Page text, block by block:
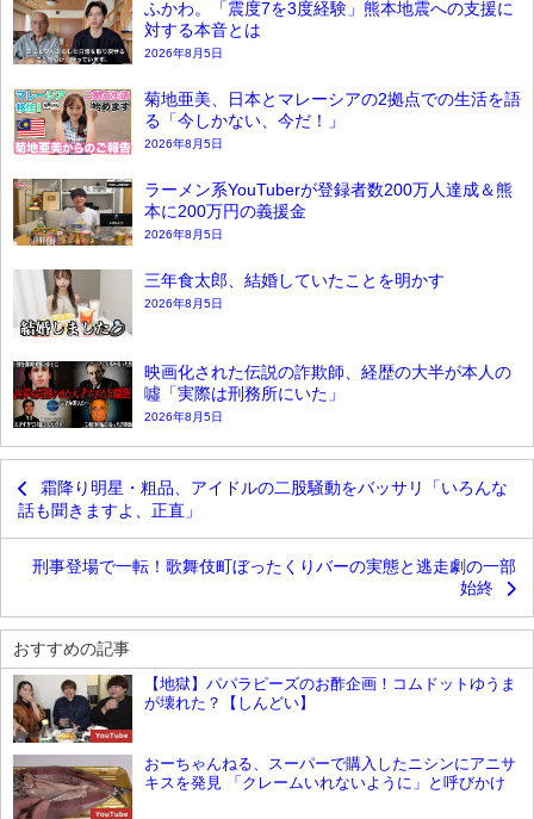
ふかわ。「震度7を3度経験」熊本地震への支援に
対する本音とは
2026年8月5日
菊地亜美、日本とマレーシアの2拠点での生活を語
る「今しかない、今だ！」
2026年8月5日
ラーメン系YouTuberが登録者数200万人達成＆熊
本に200万円の義援金
2026年8月5日
三年食太郎、結婚していたことを明かす
2026年8月5日
映画化された伝説の詐欺師、経歴の大半が本人の
噓「実際は刑務所にいた」
2026年8月5日
霜降り明星・粗品、アイドルの二股騒動をバッサリ「いろんな
話も聞きますよ、正直」
刑事登場で一転！歌舞伎町ぼったくりバーの実態と逃走劇の一部
始終
おすすめの記事
YouTube
【地獄】パパラピーズのお酢企画！コムドットゆうま
が壊れた？【しんどい】
YouTube
おーちゃんねる、スーパーで購入したニシンにアニサ
キスを発見 「クレームいれないように」と呼びかけ